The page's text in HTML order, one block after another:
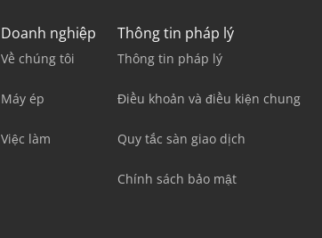
Doanh nghiệp
Về chúng tôi
Máy ép
Việc làm
Thông tin pháp lý
Thông tin pháp lý
Điều khoản và điều kiện chung
Quy tắc sàn giao dịch
Chính sách bảo mật